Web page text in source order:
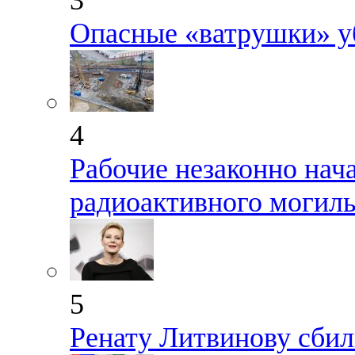
Опасные «ватрушки»
4
Рабочие незаконно
радиоактивного
5
Ренату Литвинову